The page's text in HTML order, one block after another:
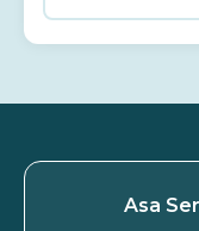
Asa